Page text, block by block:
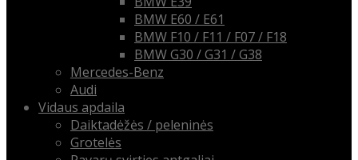
BMW E60 / E61
BMW F10 / F11 / F07 / F18
BMW G30 / G31 / G38
Mercedes-Benz
Audi
Vidaus apdaila
Daiktadėžės / peleninės
Grotelės